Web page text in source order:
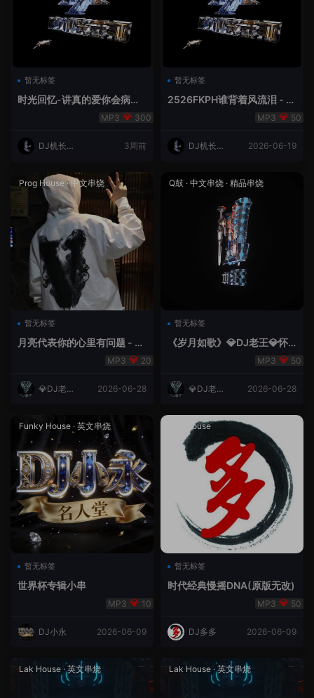
暂无标签
时光回忆-讲真的爱你会病变
300
DJ机长云
3周前
暂无标签
2526FKPH谁背着风流泪 - D
50
DJ机长云
2026-06-19
Prog House ·中文串烧
暂无标签
月亮代表你的心里有问题 - 小
20
💎DJ老王
2026-06-28
Q鼓 · 中文串烧 · 精品串烧
暂无标签
《岁月如歌》💎DJ老王💎怀
50
💎DJ老王
2026-06-28
Funky House · 英文串烧
暂无标签
世界杯专辑小串
10
DJ小永 2026-06-09
成都House
暂无标签
时代经典慢摇DNA(原版无改)
50
DJ多多 2026-06-09
Lak House ·英文串烧 Lak House ·英文串烧